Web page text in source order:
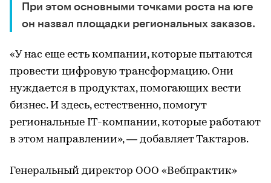
При этом основными точками роста на юге
он назвал площадки региональных заказов.
«У нас еще есть компании, которые пытаются
провести цифровую трансформацию. Они
нуждается в продуктах, помогающих вести
бизнес. И здесь, естественно, помогут
региональные IT-компании, которые работают
в этом направлении», — добавляет Тактаров.
Генеральный директор ООО «Вебпрактик»